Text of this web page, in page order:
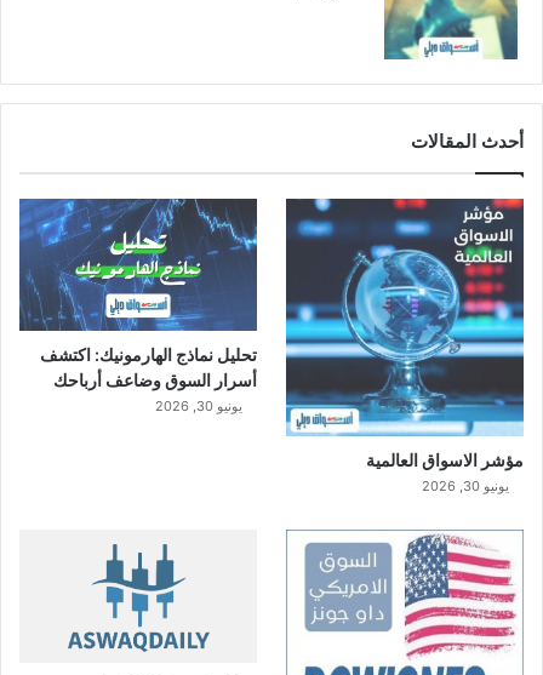
أحدث المقالات
مؤشر الاسواق العالمية
يونيو 30, 2026
تحليل نماذج الهارمونيك: اكتشف
أسرار السوق وضاعف أرباحك
يونيو 30, 2026